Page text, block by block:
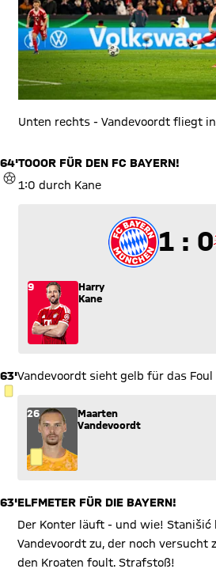
Unten rechts - Vandevoordt fliegt
64'
TOR
TOOOR FÜR DEN FC BAYERN!
1:0 durch Kane
1 zu
1 : 0
9
Harry
Kane
63'
GELBE KARTE
Vandevoordt sieht gelb für das Foul
26
Maarten
Vandevoordt
63'ELFMETER FÜR DIE BAYERN!
Der Konter läuft - und wie!
Vandevoordt zu, der noch versucht
den Kroaten foult. Strafstoß!